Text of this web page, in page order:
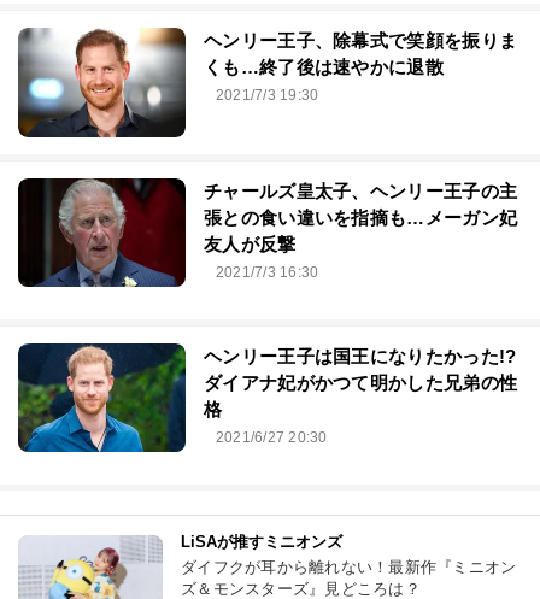
ヘンリー王子、除幕式で笑顔を振りま
くも…終了後は速やかに退散
2021/7/3 19:30
チャールズ皇太子、ヘンリー王子の主
張との食い違いを指摘も…メーガン妃
友人が反撃
2021/7/3 16:30
ヘンリー王子は国王になりたかった!?
ダイアナ妃がかつて明かした兄弟の性
格
2021/6/27 20:30
LiSAが推すミニオンズ
ダイフクが耳から離れない！最新作『ミニオン
ズ＆モンスターズ』見どころは？